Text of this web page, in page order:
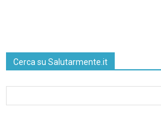
Cerca su Salutarmente.it